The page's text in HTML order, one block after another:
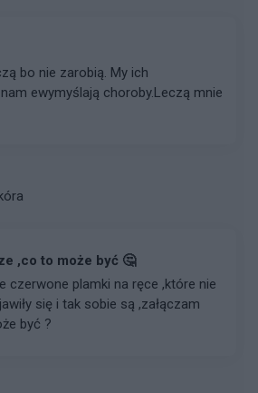
bo nie zarobią. My ich
ewymyślają choroby.Leczą mnie
,co to może być 🤔
czerwone plamki na ręce ,które nie
się i tak sobie są ,załączam
być ?